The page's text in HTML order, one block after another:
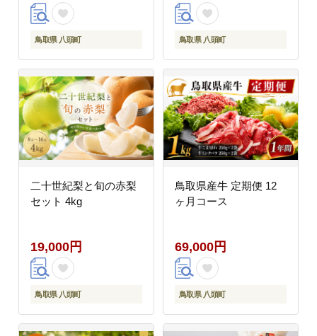
鳥取県 八頭町
シャキ 新甘泉】
鳥取県 八頭町
二十世紀梨と旬の赤梨
セット 4kg
19,000円
鳥取県 八頭町
鳥取県産牛 定期便 12
ヶ月コース
69,000円
鳥取県 八頭町